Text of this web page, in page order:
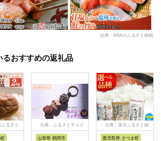
出典：ANAのふるさと納税
るおすすめの返礼品
るさと
納税
出典：ふるさとチョイ
ス
山形県 鶴岡市
出典：楽天ふるさと納
税
鹿児島県 さつま町